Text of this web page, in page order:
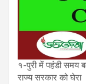
१-पुरी में पहंडी समय
राज्य सरकार को घेरा